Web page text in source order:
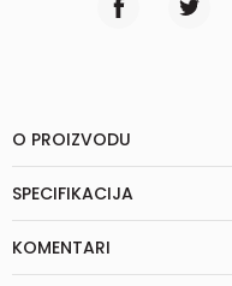
O PROIZVODU
SPECIFIKACIJA
KOMENTARI